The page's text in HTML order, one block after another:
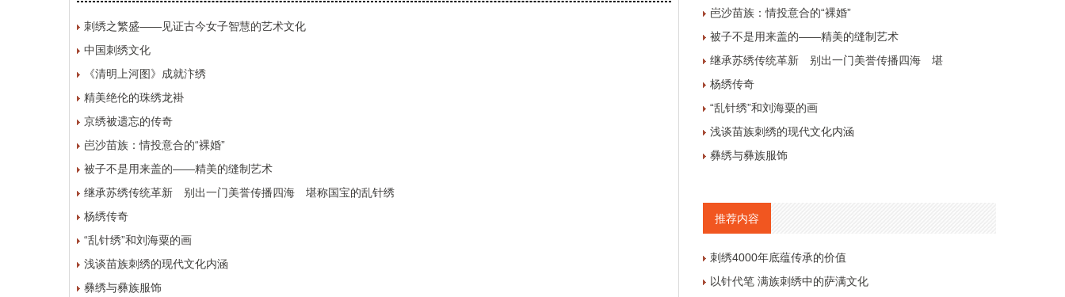
刺绣之繁盛——见证古今女子智慧的艺术文化
中国刺绣文化
《清明上河图》成就汴绣
精美绝伦的珠绣龙褂
京绣被遗忘的传奇
岜沙苗族：情投意合的“裸婚”
被子不是用来盖的——精美的缝制艺术
继承苏绣传统革新 别出一门美誉传播四海 堪称国宝的乱针绣
杨绣传奇
“乱针绣”和刘海粟的画
浅谈苗族刺绣的现代文化内涵
彝绣与彝族服饰
岜沙苗族：情投意合的“裸婚”
被子不是用来盖的——精美的缝制艺术
继承苏绣传统革新 别出一门美誉传播四海 堪
杨绣传奇
“乱针绣”和刘海粟的画
浅谈苗族刺绣的现代文化内涵
彝绣与彝族服饰
推荐内容
刺绣4000年底蕴传承的价值
以针代笔 满族刺绣中的萨满文化